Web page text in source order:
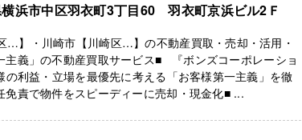
浜市中区羽衣町3丁目60 羽衣町京浜ビル2Ｆ
…】・川崎市【川崎区…】の不動産買取・売却・活用・
主義」の不動産買取サービス■ 『ボンズコーポレーショ
利益・立場を最優先に考える「お客様第一主義」を徹
免責で物件をスピーディーに売却・現金化■ ...